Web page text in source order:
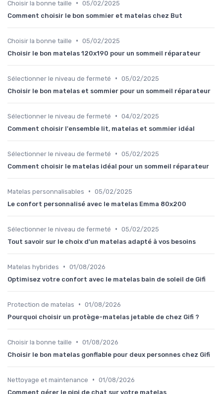
Choisir la bonne taille • 05/02/2025
Comment choisir le bon sommier et matelas chez But
Choisir la bonne taille • 05/02/2025
Choisir le bon matelas 120x190 pour un sommeil réparateur
Sélectionner le niveau de fermeté • 05/02/2025
Choisir le bon matelas et sommier pour un sommeil réparateur
Sélectionner le niveau de fermeté • 04/02/2025
Comment choisir l'ensemble lit, matelas et sommier idéal
Sélectionner le niveau de fermeté • 05/02/2025
Comment choisir le matelas idéal pour un sommeil réparateur
Matelas personnalisables • 05/02/2025
Le confort personnalisé avec le matelas Emma 80x200
Sélectionner le niveau de fermeté • 05/02/2025
Tout savoir sur le choix d'un matelas adapté à vos besoins
Matelas hybrides • 01/08/2026
Optimisez votre confort avec le matelas bain de soleil de Gifi
Protection de matelas • 01/08/2026
Pourquoi choisir un protège-matelas jetable de chez Gifi ?
Choisir la bonne taille • 01/08/2026
Choisir le bon matelas gonflable pour deux personnes chez Gifi
Nettoyage et maintenance • 01/08/2026
Comment gérer le pipi de chat sur votre matelas